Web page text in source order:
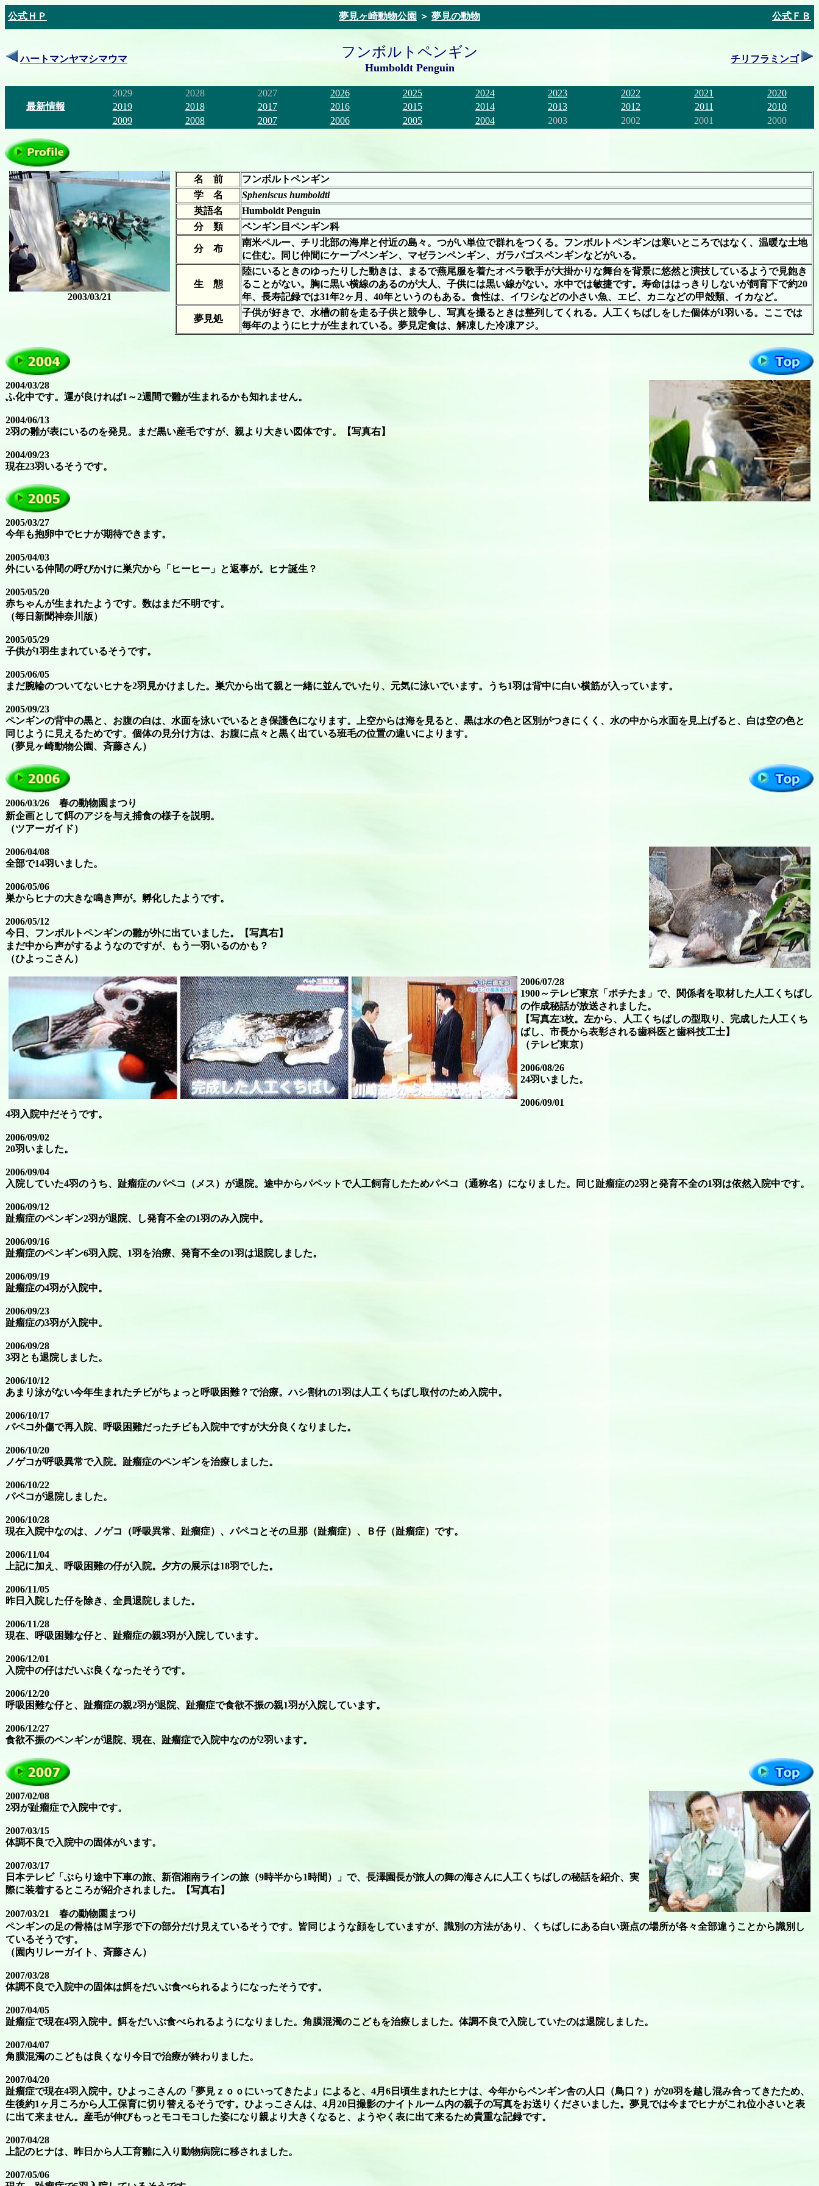
公式ＨＰ 夢見ヶ崎動物公園 ＞ 夢見の動物 公式ＦＢ
ハートマンヤマシマウマ フンボルトペンギン
Humboldt Penguin
チリフラミンゴ
最新情報
2029 2028 2027 2026 2025 2024 2023 2022 2021
2020
2019
2018 2017 2016 2015 2014 2013 2012 2011
2010
2009
2008 2007 2006 2005 2004 2003 2002 2001 2000
2003/03/21
名 前
フンボルトペンギン
学 名
Spheniscus humboldti
英語名
Humboldt Penguin
分 類
ペンギン目ペンギン科
分 布
南米ペルー、チリ北部の海岸と付近の島々。つがい単位で群れをつくる。フンボルトペンギンは寒いところではなく、温暖な土地
に住む。同じ仲間にケープペンギン、マゼランペンギン、ガラパゴスペンギンなどがいる。
生 態
陸にいるときのゆったりした動きは、まるで燕尾服を着たオペラ歌手が大掛かりな舞台を背景に悠然と演技しているようで見飽き
ることがない。胸に黒い横線のあるのが大人、子供には黒い線がない。水中では敏捷です。寿命ははっきりしないが飼育下で約20
年、長寿記録では31年2ヶ月、40年というのもある。食性は、イワシなどの小さい魚、エビ、カニなどの甲殻類、イカなど。
夢見処
子供が好きで、水槽の前を走る子供と競争し、写真を撮るときは整列してくれる。人工くちばしをした個体が1羽いる。ここでは
毎年のようにヒナが生まれている。夢見定食は、解凍した冷凍アジ。
2004/03/28
ふ化中です。運が良ければ1～2週間で雛が生まれるかも知れません。
2004/06/13
2羽の雛が表にいるのを発見。まだ黒い産毛ですが、親より大きい図体です。【写真右】
2004/09/23
現在23羽いるそうです。
2005/03/27
今年も抱卵中でヒナが期待できます。
2005/04/03
外にいる仲間の呼びかけに巣穴から「ヒーヒー」と返事が。ヒナ誕生？
2005/05/20
赤ちゃんが生まれたようです。数はまだ不明です。
（毎日新聞神奈川版）
2005/05/29
子供が1羽生まれているそうです。
2005/06/05
まだ腕輪のついてないヒナを2羽見かけました。巣穴から出て親と一緒に並んでいたり、元気に泳いでいます。うち1羽は背中に白い横筋が入っています。
2005/09/23
ペンギンの背中の黒と、お腹の白は、水面を泳いでいるとき保護色になります。上空からは海を見ると、黒は水の色と区別がつきにくく、水の中から水面を見上げると、白は空の色と
同じように見えるためです。個体の見分け方は、お腹に点々と黒く出ている班毛の位置の違いによります。
（夢見ヶ崎動物公園、斉藤さん）
2006/03/26 春の動物園まつり
新企画として餌のアジを与え捕食の様子を説明。
（ツアーガイド）
2006/04/08
全部で14羽いました。
2006/05/06
巣からヒナの大きな鳴き声が。孵化したようです。
2006/05/12
今日、フンボルトペンギンの雛が外に出ていました。【写真右】
まだ中から声がするようなのですが、もう一羽いるのかも？
（ひよっこさん）
2006/07/28
1900～テレビ東京「ポチたま」で、関係者を取材した人工くちばし
の作成秘話が放送されました。
【写真左3枚。左から、人工くちばしの型取り、完成した人工くち
ばし、市長から表彰される歯科医と歯科技工士】
（テレビ東京）
2006/08/26
24羽いました。
2006/09/01
4羽入院中だそうです。
2006/09/02
20羽いました。
2006/09/04
入院していた4羽のうち、趾瘤症のパペコ（メス）が退院。途中からパペットで人工飼育したためパペコ（通称名）になりました。同じ趾瘤症の2羽と発育不全の1羽は依然入院中です。
2006/09/12
趾瘤症のペンギン2羽が退院、し発育不全の1羽のみ入院中。
2006/09/16
趾瘤症のペンギン6羽入院、1羽を治療、発育不全の1羽は退院しました。
2006/09/19
趾瘤症の4羽が入院中。
2006/09/23
趾瘤症の3羽が入院中。
2006/09/28
3羽とも退院しました。
2006/10/12
あまり泳がない今年生まれたチビがちょっと呼吸困難？で治療。ハシ割れの1羽は人工くちばし取付のため入院中。
2006/10/17
パペコ外傷で再入院、呼吸困難だったチビも入院中ですが大分良くなりました。
2006/10/20
ノゲコが呼吸異常で入院。趾瘤症のペンギンを治療しました。
2006/10/22
パペコが退院しました。
2006/10/28
現在入院中なのは、ノゲコ（呼吸異常、趾瘤症）、パペコとその旦那（趾瘤症）、Ｂ仔（趾瘤症）です。
2006/11/04
上記に加え、呼吸困難の仔が入院。夕方の展示は18羽でした。
2006/11/05
昨日入院した仔を除き、全員退院しました。
2006/11/28
現在、呼吸困難な仔と、趾瘤症の親3羽が入院しています。
2006/12/01
入院中の仔はだいぶ良くなったそうです。
2006/12/20
呼吸困難な仔と、趾瘤症の親2羽が退院、趾瘤症で食欲不振の親1羽が入院しています。
2006/12/27
食欲不振のペンギンが退院、現在、趾瘤症で入院中なのが2羽います。
2007/02/08
2羽が趾瘤症で入院中です。
2007/03/15
体調不良で入院中の固体がいます。
2007/03/17
日本テレビ「ぶらり途中下車の旅、新宿湘南ラインの旅（9時半から1時間）」で、長澤園長が旅人の舞の海さんに人工くちばしの秘話を紹介、実
際に装着するところが紹介されました。【写真右】
2007/03/21 春の動物園まつり
ペンギンの足の骨格はＭ字形で下の部分だけ見えているそうです。皆同じような顔をしていますが、識別の方法があり、くちばしにある白い斑点の場所が各々全部違うことから識別し
ているそうです。
（園内リレーガイト、斉藤さん）
2007/03/28
体調不良で入院中の固体は餌をだいぶ食べられるようになったそうです。
2007/04/05
趾瘤症で現在4羽入院中。餌をだいぶ食べられるようになりました。角膜混濁のこどもを治療しました。体調不良で入院していたのは退院しました。
2007/04/07
角膜混濁のこどもは良くなり今日で治療が終わりました。
2007/04/20
趾瘤症で現在4羽入院中。ひよっこさんの「夢見ｚｏｏにいってきたよ」によると、4月6日頃生まれたヒナは、今年からペンギン舎の人口（鳥口？）が20羽を越し混み合ってきたため、
生後約1ヶ月ころから人工保育に切り替えるそうです。ひよっこさんは、4月20日撮影のナイトルーム内の親子の写真をお送りくださいました。夢見では今までヒナがこれ位小さいと表
に出て来ません。産毛が伸びもっとモコモコした姿になり親より大きくなると、ようやく表に出て来るため貴重な記録です。
2007/04/28
上記のヒナは、昨日から人工育雛に入り動物病院に移されました。
2007/05/06